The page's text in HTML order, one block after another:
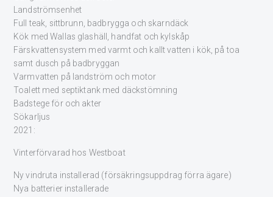
Landströmsenhet
Full teak, sittbrunn, badbrygga och skarndäck
Kök med Wallas glashäll, handfat och kylskåp
Färskvattensystem med varmt och kallt vatten i kök, på toa
samt dusch på badbryggan
Varmvatten på landström och motor
Toalett med septiktank med däckstömning
Badstege för och akter
Sökarljus
2021:
Vinterförvarad hos Westboat
Ny vindruta installerad (försäkringsuppdrag förra ägare)
Nya batterier installerade